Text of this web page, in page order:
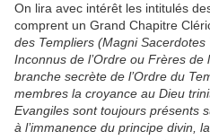
On lira avec intérêt les intitulés
comprent un Grand Chapitre
des Templiers (Magni
Inconnus de l’Ordre ou Frères
branche secrète de l’Ordre du
membres la croyance au Dieu
Evangiles sont toujours présents
à l’immanence du principe divin,